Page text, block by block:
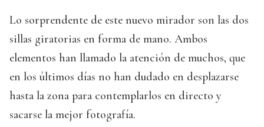
Lo sorprendente de este nuevo mirador son las dos
sillas giratorias en forma de mano. Ambos
elementos han llamado la atención de muchos, que
en los últimos días no han dudado en desplazarse
hasta la zona para contemplarlos en directo y
sacarse la mejor fotografía.